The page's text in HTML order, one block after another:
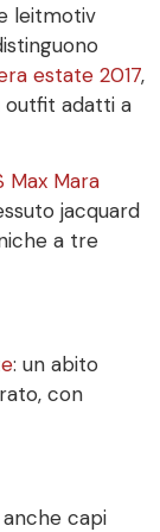
leitmotiv
estate 2017,
outfit adatti a
Max Mara
jacquard
a tre
: un abito
con
capi